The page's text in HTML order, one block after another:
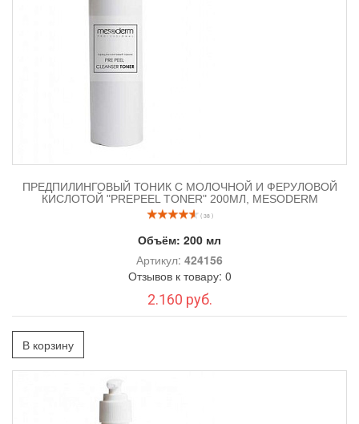
ПРЕДПИЛИНГОВЫЙ ТОНИК С МОЛОЧНОЙ И ФЕРУЛОВОЙ
КИСЛОТОЙ "PREPEEL TONER" 200МЛ, MESODERM
( 38 )
Объём: 200 мл
Артикул: 424156
Отзывов к товару: 0
2.160 руб.
В корзину